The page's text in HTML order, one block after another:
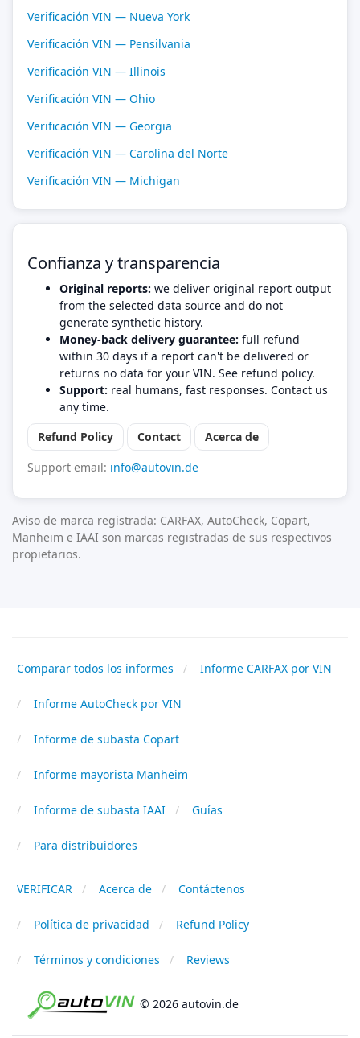
Verificación VIN — Nueva York
Verificación VIN — Pensilvania
Verificación VIN — Illinois
Verificación VIN — Ohio
Verificación VIN — Georgia
Verificación VIN — Carolina del Norte
Verificación VIN — Michigan
Confianza y transparencia
Original reports: we deliver original report output
from the selected data source and do not
generate synthetic history.
Money-back delivery guarantee: full refund
within 30 days if a report can't be delivered or
returns no data for your VIN. See refund policy.
Support: real humans, fast responses. Contact us
any time.
Refund Policy
Contact
Acerca de
Support email: info@autovin.de
Aviso de marca registrada: CARFAX, AutoCheck, Copart,
Manheim e IAAI son marcas registradas de sus respectivos
propietarios.
Comparar todos los informes Informe CARFAX por VIN
Informe AutoCheck por VIN
Informe de subasta Copart
Informe mayorista Manheim
Informe de subasta IAAI Guías
Para distribuidores
VERIFICAR Acerca de Contáctenos
Política de privacidad Refund Policy
Términos y condiciones Reviews
© 2026 autovin.de